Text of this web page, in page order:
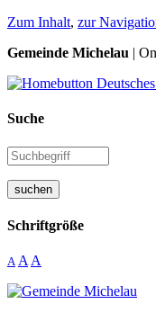
Zum Inhalt, zur
Gemeinde Michelau |
Suche
suchen
Schriftgröße
A A A